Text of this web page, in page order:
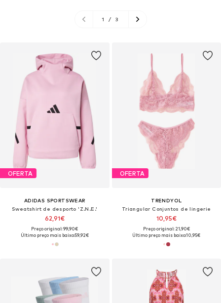
1 / 3
OFERTA
ADIDAS SPORTSWEAR
Sweatshirt de desporto 'Z.N.E.'
62,91€
Preço original: 99,90€
Último preço mais baixo:59,92€
OFERTA
TRENDYOL
Triangular Conjuntos de lingerie
10,95€
Preço original: 21,90€
Último preço mais baixo:10,95€